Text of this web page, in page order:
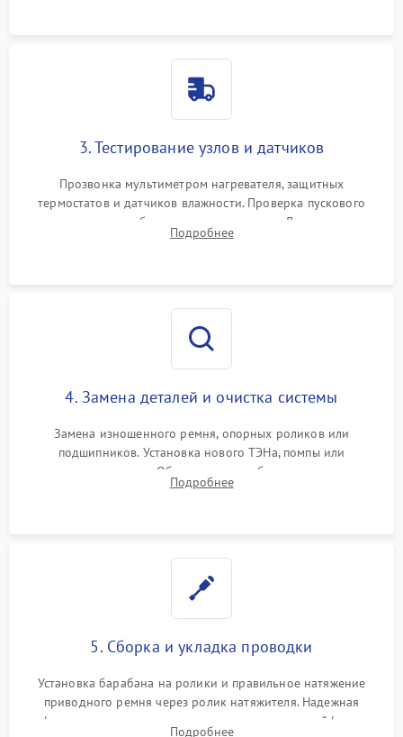
3. Тестирование узлов и датчиков
Прозвонка мультиметром нагревателя, защитных
термостатов и датчиков влажности. Проверка пускового
конденсатора, обмоток мотора и помпы. Для машин с
тепловым насосом — диагностика работы компрессора и
Подробнее
4. Замена деталей и очистка системы
Замена изношенного ремня, опорных роликов или
подшипников. Установка нового ТЭНа, помпы или
термодатчиков. Обязательная глубокая очистка
конденсатора, крыльчатки вентилятора и воздуховодов от
Подробнее
5. Сборка и укладка проводки
Установка барабана на ролики и правильное натяжение
приводного ремня через ролик натяжителя. Надежная
фиксация всех узлов, подключение клемм и шлейфов к
Подробнее